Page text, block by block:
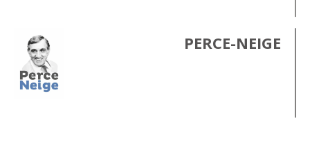
PERCE-NEIGE